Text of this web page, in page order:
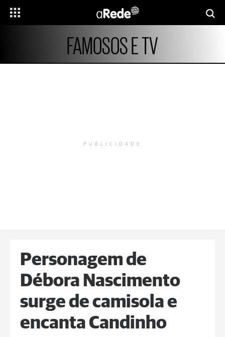
FAMOSOS E TV
PUBLICIDADE
Personagem de
Débora Nascimento
surge de camisola e
encanta Candinho